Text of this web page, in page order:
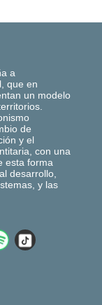
a
que en
un modelo
de
y el
con una
esta forma
desarrollo,
y las